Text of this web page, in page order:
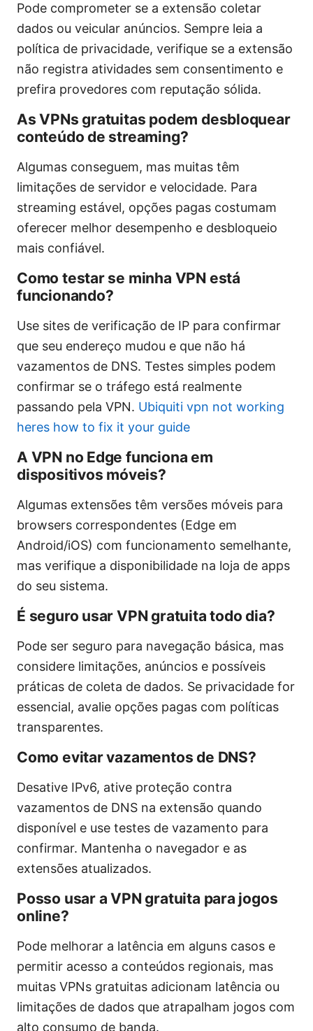
Pode comprometer se a extensão coletar
dados ou veicular anúncios. Sempre leia a
política de privacidade, verifique se a extensão
não registra atividades sem consentimento e
prefira provedores com reputação sólida.
As VPNs gratuitas podem desbloquear
conteúdo de streaming?
Algumas conseguem, mas muitas têm
limitações de servidor e velocidade. Para
streaming estável, opções pagas costumam
oferecer melhor desempenho e desbloqueio
mais confiável.
Como testar se minha VPN está
funcionando?
Use sites de verificação de IP para confirmar
que seu endereço mudou e que não há
vazamentos de DNS. Testes simples podem
confirmar se o tráfego está realmente
passando pela VPN. Ubiquiti vpn not working
heres how to fix it your guide
A VPN no Edge funciona em
dispositivos móveis?
Algumas extensões têm versões móveis para
browsers correspondentes (Edge em
Android/iOS) com funcionamento semelhante,
mas verifique a disponibilidade na loja de apps
do seu sistema.
É seguro usar VPN gratuita todo dia?
Pode ser seguro para navegação básica, mas
considere limitações, anúncios e possíveis
práticas de coleta de dados. Se privacidade for
essencial, avalie opções pagas com políticas
transparentes.
Como evitar vazamentos de DNS?
Desative IPv6, ative proteção contra
vazamentos de DNS na extensão quando
disponível e use testes de vazamento para
confirmar. Mantenha o navegador e as
extensões atualizados.
Posso usar a VPN gratuita para jogos
online?
Pode melhorar a latência em alguns casos e
permitir acesso a conteúdos regionais, mas
muitas VPNs gratuitas adicionam latência ou
limitações de dados que atrapalham jogos com
alto consumo de banda.